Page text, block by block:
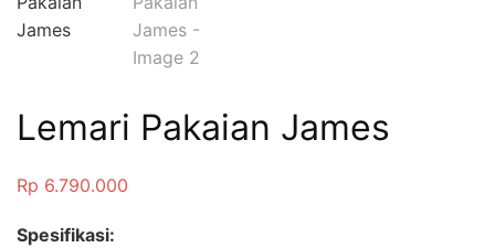
Lemari Pakaian James
Rp 6.790.000
Spesifikasi: